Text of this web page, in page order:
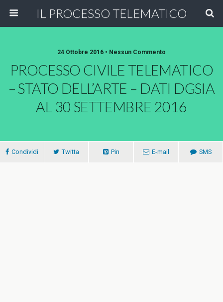
IL PROCESSO TELEMATICO
24 Ottobre 2016 • Nessun Commento
PROCESSO CIVILE TELEMATICO
– STATO DELL’ARTE – DATI DGSIA
AL 30 SETTEMBRE 2016
Condividi Twitta Pin E-mail SMS